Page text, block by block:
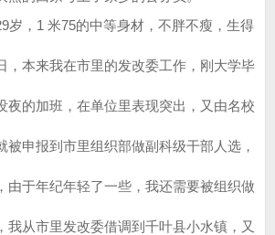
，1 米75的中等身材，不胖不瘦，生得
，本来我在市里的发改委工作，刚大学毕
夜的加班，在单位里表现突出，又由名校
被申报到市里组织部做副科级干部人选，
由于年纪年轻了一些，我还需要被组织做
我从市里发改委借调到千叶县小水镇，又